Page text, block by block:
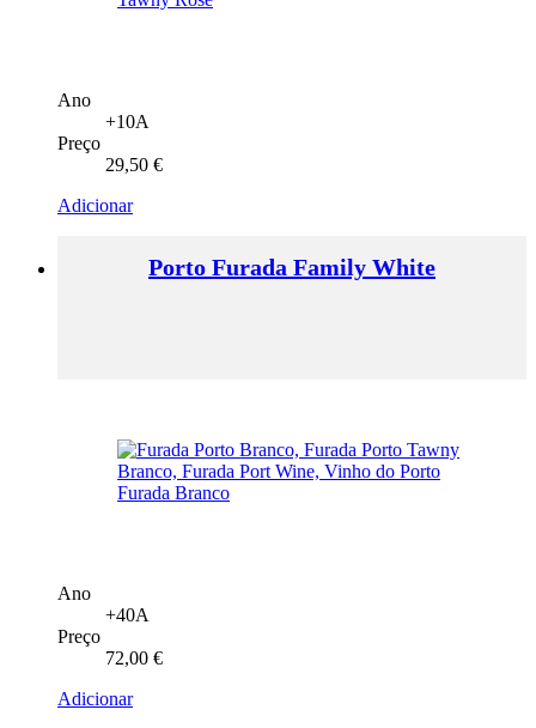
Ano
+10A
Preço
29,50 €
Adicionar
Porto Furada Family White
Ano
+40A
Preço
72,00 €
Adicionar